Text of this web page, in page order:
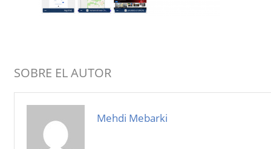
SOBRE EL AUTOR
Mehdi Mebarki